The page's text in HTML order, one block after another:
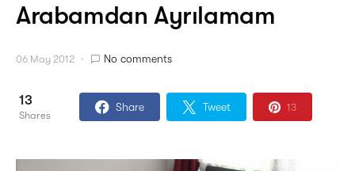
Arabamdan Ayrılamam
06 May 2012 No comments
13
Shares
Share Tweet 13